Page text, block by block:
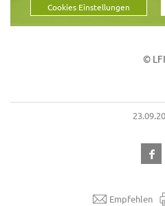
Cookies Einstellungen
© LFI
Empfehlen